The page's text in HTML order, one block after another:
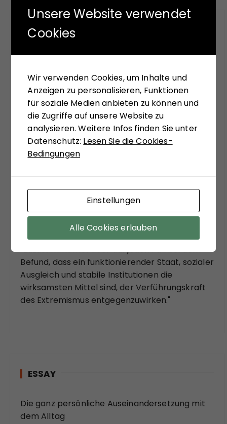
FÜR SIE GELESEN
Abstieg der Linken" versucht Hans-Jürgen Arlt
die hochaktuelle Frage zu beantworten,
weshalb in modernen Ländern faschistische
Krisenlösungen so viel Anziehungskraft haben.
Die Analysen des Buches sollen einer Einladung
sein, bekannte Diskurslinien zu verlassen, sich,
systemtheoretisch inspiriert, zu ungewohnten
Sichtweisen anregen zu lassen. Matthias
Schulze-Böing schreibt in seinem Buch-Tipp
von einem "kühnem Entwurf eines
gesellschaftstheoretisch fundierten Konzepts
zu einem neuen Verständnis des politischen
Extremismus." Sein Fazit versöhnt mit viel
soziologischer Theorie der Moderne:
"Zuzustimmen ist aber auf jeden Fall bei dem
Befund, dass ein funktionierender Staat, sozialer
Ausgleich und stabile Institutionen die
wirksamsten Mittel sind, der Verführungskraft
des Extremismus entgegenzuwirken."
ESSAY
Die ganz persönliche Auseinandersetzung mit
dem Alltag
Unsere Website verwendet
Cookies
Wir verwenden Cookies, um Inhalte und
Anzeigen zu personalisieren, Funktionen
für soziale Medien anbieten zu können und
die Zugriffe auf unsere Website zu
analysieren. Weitere Infos finden Sie unter
Datenschutz: Lesen Sie die Cookies-
Bedingungen
Einstellungen
Alle Cookies erlauben